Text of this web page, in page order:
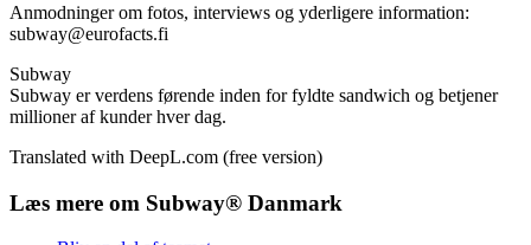
Anmodninger om fotos, interviews og yderligere information:
subway@eurofacts.fi​​​​‌ ‍ ​‍​‍‌‍ ‌ ​‍‌‍‍‌‌‍‌ ‌‍‍‌‌‍ ‍​‍​‍​ ‍‍​‍​‍‌ ​ ‌‍​‌‌‍ ‍‌‍‍‌‌ ‌​‌ ‍‌​‍ ‍‌‍‍‌‌‍ ​‍​‍​‍ ​​‍​‍‌‍‍​‌ ​‍‌‍‌‌‌‍‌‍​‍​‍​ ‍‍​‍​‍‌‍‍​‌ ‌​‌ ‌​‌ ​​‌ ​ ​ ‍‍​‍ ​‍ ‌‍ ‍‌‍ ‌ ​‍‌‍‌​‌‍‍‌‌‍​ ​‍ ‌‌‍​‍‌‍‍‌‌ ‌​‌‍‌‌‌ ​ ​‍ ‌‌‍‌ ‌ ​‍‌‍ ‌ ‌‌‌ ​​​‍ ‌‌ ​ ‌ ‌​‌ ‌‌‌‍‌​‌‍‍‌‌‍ ​‍ ‍‌ ‌‍‌‍‌‌‌ ​‍‌‍​ ‌‍‌‌‌‍ ​​‍ ‍‌‍​‌‌ ​​‌ ​​​‍ ‌‍‍‌‌‍ ‍‌ ‌​‌‍‌‌‌‍ ‍‌ ‌​​‍ ‌‍‌‌‌‍‌​‌‍‍‌‌ ‌​​‍ ‌‍ ‌‌‍ ‌‍‌​‌‍‌‌​ ‌‌ ​​‌ ​‍‌‍‌‌‌ ​ ‌‍‌‌‌‍ ‍‌ ‌​‌‍​‌‌ ‌​‌‍‍‌‌‍ ‌‍ ‍​ ‍ ‌‍‍‌‌‍‌​​ ‌‌‍‌‍‌‍​‌‌‍‌‍‌‍‌​​ ‌ ‌‍​‌‌‍‌​‌‍​‍​‍ ‌​ ‌‍​ ‍‌​ ‍‌​ ​​​‍ ‌​ ‌​​ ‍‌​ ​​​ ‌‍​‍ ‌​ ‍​‌‍‌​​ ‌ ‌‍‌‍​‍ ‌​ ‌​​ ​‍​ ‌​​ ‌‌‌‍​‌‌‍​‍​ ​​‌‍‌​​ ‍‌​ ​​​ ‍​​ ‍‌​ ‍ ‌ ‌​‌ ‍‌‌ ​​‌‍‌‌​ ‌‌‍‌‌‌‍‌​‌‍‍‌‌ ‌​‌‍ ‌ ​‍‌‍‍‌‌‍​‌‌‍ ​​ ‍ ‌ ​​‌‍​‌‌ ‌​‌‍‍​​ ‌‌‍​ ‌‍ ‌‍ ‍‌ ‌​‌‍‌‌‌‍ ‍‌ ‌​​‍‌‌​ ‌‌‌​​‍‌‌ ‌‍‍ ‌‍‌‌‌ ‍‌​‍‌‌​ ​ ‌​‌​​‍‌‌​ ​ ‌​‌​​‍‌‌​ ​‍​ ​‍‌‍‌​‌‍​‌​‍‌‌​ ​‍​ ​‍​‍‌‌​ ‌‌‌​‌​​‍ ‍‌ ‌‍‌‍​‌‌‍ ​‌ ‌‌‌‍‌‌​‍ ‍‌ ‌‍‌‍​‌‌‍ ​‌ ‌‌‌‍‌‌​‍‌‌​ ‌‌‌​​‍‌‌ ‌‍‍ ‌‍‌‌‌ ‍‌​‍‌‌​ ​ ‌​‌​​‍‌‌​ ​ ‌​‌​​‍‌‌​ ​‍​ ​‍​ ​​‌‍‌‍‌‍​‍​ ‌ ​ ‌ ​ ‌​‌‍​‍‌‍‌‌‌‍​‍​ ‌‍​ ‌​‌‍‌​​‍‌‌​ ​‍​ ​‍​‍‌‌​ ‌‌‌​‌​​‍ ‍‌‍​ ‌‍‍​‌‍‍‌‌‍ ​‌‍‌​‌ ​‍‌‍‌‌‌‍ ‍​‍‌‌​ ‌‌‌​​‍‌‌ ‌‍‍ ‌‍‌‌‌ ‍‌​‍‌‌​ ​ ‌​‌​​‍‌‌​ ​ ‌​‌​​‍‌‌​ ​‍​ ​‍​ ‌​‌‍​‍​ ​​‌‍‌​‌‍‌​​ ‍‌​ ‌​​ ‌ ​ ‌‌​ ‌‍‌‍‌​‌‍‌​​‍‌‌​ ​‍​ ​‍​‍‌‌​ ‌‌‌​‌​​‍ ‍‌ ‌​‌‍‌‌‌ ‍​‌ ‌​​ ‌‍​‍‌‍​‌‌ ​ ‌‍‌‌‌‌‌‌‌ ​‍‌‍ ​​ ‌‌‍‍​‌ ‌​‌ ‌​‌ ​​‌ ​ ​‍‌‌​ ​ ‌​​‌​‍‌‌​ ​‍‌​‌‍​‍‌‌​ ​‍‌​‌‍‌‍ ‍‌‍ ‌ ​‍‌‍‌​‌‍‍‌‌‍​ ​‍ ‌‌‍​‍‌‍‍‌‌ ‌​‌‍‌‌‌ ​ ​‍ ‌‌‍‌ ‌ ​‍‌‍ ‌ ‌‌‌ ​​​‍ ‌‌ ​ ‌ ‌​‌ ‌‌‌‍‌​‌‍‍‌‌‍ ​‍ ‍‌ ‌‍‌‍‌‌‌ ​‍‌‍​ ‌‍‌‌‌‍ ​​‍ ‍‌‍​‌‌ ​​‌ ​​​‍‌‍‌‍‍‌‌‍‌​​ ‌‌‍‌‍‌‍​‌‌‍‌‍‌‍‌​​ ‌ ‌‍​‌‌‍‌​‌‍​‍​‍ ‌​ ‌‍​ ‍‌​ ‍‌​ ​​​‍ ‌​ ‌​​ ‍‌​ ​​​ ‌‍​‍ ‌​ ‍​‌‍‌​​ ‌ ‌‍‌‍​‍ ‌​ ‌​​ ​‍​ ‌​​ ‌‌‌‍​‌‌‍​‍​ ​​‌‍‌​​ ‍‌​ ​​​ ‍​​ ‍‌​‍‌‍‌ ‌​‌ ‍‌‌ ​​‌‍‌‌​ ‌‌‍‌‌‌‍‌​‌‍‍‌‌ ‌​‌‍ ‌ ​‍‌‍‍‌‌‍​‌‌‍ ​​‍‌‍‌ ​​‌‍​‌‌ ‌​‌‍‍​​ ‌‌‍​ ‌‍ ‌‍ ‍‌ ‌​‌‍‌‌‌‍ ‍‌ ‌​​‍‌‌​ ‌‌‌​​‍‌‌ ‌‍‍ ‌‍‌‌‌ ‍‌​‍‌‌​ ​ ‌​‌​​‍‌‌​ ​ ‌​‌​​‍‌‌​ ​‍​ ​‍‌‍‌​‌‍​‌​‍‌‌​ ​‍​ ​‍​‍‌‌​ ‌‌‌​‌​​‍ ‍‌ ‌‍‌‍​‌‌‍ ​‌ ‌‌‌‍‌‌​‍ ‍‌ ‌‍‌‍​‌‌‍ ​‌ ‌‌‌‍‌‌​‍‌‌​ ‌‌‌​​‍‌‌ ‌‍‍ ‌‍‌‌‌ ‍‌​‍‌‌​ ​ ‌​‌​​‍‌‌​ ​ ‌​‌​​‍‌‌​ ​‍​ ​‍​ ​​‌‍‌‍‌‍​‍​ ‌ ​ ‌ ​ ‌​‌‍​‍‌‍‌‌‌‍​‍​ ‌‍​ ‌​‌‍‌​​‍‌‌​ ​‍​ ​‍​‍‌‌​ ‌‌‌​‌​​‍ ‍‌‍​ ‌‍‍​‌‍‍‌‌‍ ​‌‍‌​‌ ​‍‌‍‌‌‌‍ ‍​‍‌‌​ ‌‌‌​​‍‌‌ ‌‍‍ ‌‍‌‌‌ ‍‌​‍‌‌​ ​ ‌​‌​​‍‌‌​ ​ ‌​‌​​‍‌‌​ ​‍​ ​‍​ ‌​‌‍​‍​ ​​‌‍‌​‌‍‌​​ ‍‌​ ‌​​ ‌ ​ ‌‌​ ‌‍‌‍‌​‌‍‌​​‍‌‌​ ​‍​ ​‍​‍‌‌​ ‌‌‌​‌​​‍ ‍‌ ‌​‌‍‌‌‌ ‍​‌ ‌​​‍‌‍‌ ​​‌‍‌‌‌ ​‍‌ ​ ‌ ​​‌‍‌‌‌‍​ ‌ ‌​‌‍‍‌‌ ‌‍‌‍‌‌​ ‌‌ ​​‌ ‌‌‌‍​‍‌‍ ​‌‍‍‌‌ ​ ‌‍‍​‌‍‌‌‌‍‌​​‍​‍‌ ‌
Subway
Subway er verdens førende inden for fyldte sandwich og betjener
millioner af kunder hver dag.​​​​‌ ‍ ​‍​‍‌‍ ‌ ​‍‌‍‍‌‌‍‌ ‌‍‍‌‌‍ ‍​‍​‍​ ‍‍​‍​‍‌ ​ ‌‍​‌‌‍ ‍‌‍‍‌‌ ‌​‌ ‍‌​‍ ‍‌‍‍‌‌‍ ​‍​‍​‍ ​​‍​‍‌‍‍​‌ ​‍‌‍‌‌‌‍‌‍​‍​‍​ ‍‍​‍​‍‌‍‍​‌ ‌​‌ ‌​‌ ​​‌ ​ ​ ‍‍​‍ ​‍ ‌‍ ‍‌‍ ‌ ​‍‌‍‌​‌‍‍‌‌‍​ ​‍ ‌‌‍​‍‌‍‍‌‌ ‌​‌‍‌‌‌ ​ ​‍ ‌‌‍‌ ‌ ​‍‌‍ ‌ ‌‌‌ ​​​‍ ‌‌ ​ ‌ ‌​‌ ‌‌‌‍‌​‌‍‍‌‌‍ ​‍ ‍‌ ‌‍‌‍‌‌‌ ​‍‌‍​ ‌‍‌‌‌‍ ​​‍ ‍‌‍​‌‌ ​​‌ ​​​‍ ‌‍‍‌‌‍ ‍‌ ‌​‌‍‌‌‌‍ ‍‌ ‌​​‍ ‌‍‌‌‌‍‌​‌‍‍‌‌ ‌​​‍ ‌‍ ‌‌‍ ‌‍‌​‌‍‌‌​ ‌‌ ​​‌ ​‍‌‍‌‌‌ ​ ‌‍‌‌‌‍ ‍‌ ‌​‌‍​‌‌ ‌​‌‍‍‌‌‍ ‌‍ ‍​ ‍ ‌‍‍‌‌‍‌​​ ‌‌‍‌‍‌‍​‌‌‍‌‍‌‍‌​​ ‌ ‌‍​‌‌‍‌​‌‍​‍​‍ ‌​ ‌‍​ ‍‌​ ‍‌​ ​​​‍ ‌​ ‌​​ ‍‌​ ​​​ ‌‍​‍ ‌​ ‍​‌‍‌​​ ‌ ‌‍‌‍​‍ ‌​ ‌​​ ​‍​ ‌​​ ‌‌‌‍​‌‌‍​‍​ ​​‌‍‌​​ ‍‌​ ​​​ ‍​​ ‍‌​ ‍ ‌ ‌​‌ ‍‌‌ ​​‌‍‌‌​ ‌‌‍‌‌‌‍‌​‌‍‍‌‌ ‌​‌‍ ‌ ​‍‌‍‍‌‌‍​‌‌‍ ​​ ‍ ‌ ​​‌‍​‌‌ ‌​‌‍‍​​ ‌‌‍​ ‌‍ ‌‍ ‍‌ ‌​‌‍‌‌‌‍ ‍‌ ‌​​‍‌‌​ ‌‌‌​​‍‌‌ ‌‍‍ ‌‍‌‌‌ ‍‌​‍‌‌​ ​ ‌​‌​​‍‌‌​ ​ ‌​‌​​‍‌‌​ ​‍​ ​‍‌‍‌​‌‍​‌​‍‌‌​ ​‍​ ​‍​‍‌‌​ ‌‌‌​‌​​‍ ‍‌ ‌‍‌‍​‌‌‍ ​‌ ‌‌‌‍‌‌​‍ ‍‌ ‌‍‌‍​‌‌‍ ​‌ ‌‌‌‍‌‌​‍‌‌​ ‌‌‌​​‍‌‌ ‌‍‍ ‌‍‌‌‌ ‍‌​‍‌‌​ ​ ‌​‌​​‍‌‌​ ​ ‌​‌​​‍‌‌​ ​‍​ ​‍​ ‌​​ ‌ ‌‍‌‍‌‍​‍​ ‌​‌‍‌‍​ ‌​​ ‌ ‌‍​ ‌‍​‌‌‍​ ​ ‌‍​‍‌‌​ ​‍​ ​‍​‍‌‌​ ‌‌‌​‌​​‍ ‍‌‍​ ‌‍‍​‌‍‍‌‌‍ ​‌‍‌​‌ ​‍‌‍‌‌‌‍ ‍​‍‌‌​ ‌‌‌​​‍‌‌ ‌‍‍ ‌‍‌‌‌ ‍‌​‍‌‌​ ​ ‌​‌​​‍‌‌​ ​ ‌​‌​​‍‌‌​ ​‍​ ​‍‌‍‌‍​ ‍​​ ​‍‌‍​‍​ ‍‌​ ‌​‌‍​ ​ ‍‌​ ‌‍​ ‍​​ ​‍‌‍‌​​‍‌‌​ ​‍​ ​‍​‍‌‌​ ‌‌‌​‌​​‍ ‍‌ ‌​‌‍‌‌‌ ‍​‌ ‌​​ ‌‍​‍‌‍​‌‌ ​ ‌‍‌‌‌‌‌‌‌ ​‍‌‍ ​​ ‌‌‍‍​‌ ‌​‌ ‌​‌ ​​‌ ​ ​‍‌‌​ ​ ‌​​‌​‍‌‌​ ​‍‌​‌‍​‍‌‌​ ​‍‌​‌‍‌‍ ‍‌‍ ‌ ​‍‌‍‌​‌‍‍‌‌‍​ ​‍ ‌‌‍​‍‌‍‍‌‌ ‌​‌‍‌‌‌ ​ ​‍ ‌‌‍‌ ‌ ​‍‌‍ ‌ ‌‌‌ ​​​‍ ‌‌ ​ ‌ ‌​‌ ‌‌‌‍‌​‌‍‍‌‌‍ ​‍ ‍‌ ‌‍‌‍‌‌‌ ​‍‌‍​ ‌‍‌‌‌‍ ​​‍ ‍‌‍​‌‌ ​​‌ ​​​‍‌‍‌‍‍‌‌‍‌​​ ‌‌‍‌‍‌‍​‌‌‍‌‍‌‍‌​​ ‌ ‌‍​‌‌‍‌​‌‍​‍​‍ ‌​ ‌‍​ ‍‌​ ‍‌​ ​​​‍ ‌​ ‌​​ ‍‌​ ​​​ ‌‍​‍ ‌​ ‍​‌‍‌​​ ‌ ‌‍‌‍​‍ ‌​ ‌​​ ​‍​ ‌​​ ‌‌‌‍​‌‌‍​‍​ ​​‌‍‌​​ ‍‌​ ​​​ ‍​​ ‍‌​‍‌‍‌ ‌​‌ ‍‌‌ ​​‌‍‌‌​ ‌‌‍‌‌‌‍‌​‌‍‍‌‌ ‌​‌‍ ‌ ​‍‌‍‍‌‌‍​‌‌‍ ​​‍‌‍‌ ​​‌‍​‌‌ ‌​‌‍‍​​ ‌‌‍​ ‌‍ ‌‍ ‍‌ ‌​‌‍‌‌‌‍ ‍‌ ‌​​‍‌‌​ ‌‌‌​​‍‌‌ ‌‍‍ ‌‍‌‌‌ ‍‌​‍‌‌​ ​ ‌​‌​​‍‌‌​ ​ ‌​‌​​‍‌‌​ ​‍​ ​‍‌‍‌​‌‍​‌​‍‌‌​ ​‍​ ​‍​‍‌‌​ ‌‌‌​‌​​‍ ‍‌ ‌‍‌‍​‌‌‍ ​‌ ‌‌‌‍‌‌​‍ ‍‌ ‌‍‌‍​‌‌‍ ​‌ ‌‌‌‍‌‌​‍‌‌​ ‌‌‌​​‍‌‌ ‌‍‍ ‌‍‌‌‌ ‍‌​‍‌‌​ ​ ‌​‌​​‍‌‌​ ​ ‌​‌​​‍‌‌​ ​‍​ ​‍​ ‌​​ ‌ ‌‍‌‍‌‍​‍​ ‌​‌‍‌‍​ ‌​​ ‌ ‌‍​ ‌‍​‌‌‍​ ​ ‌‍​‍‌‌​ ​‍​ ​‍​‍‌‌​ ‌‌‌​‌​​‍ ‍‌‍​ ‌‍‍​‌‍‍‌‌‍ ​‌‍‌​‌ ​‍‌‍‌‌‌‍ ‍​‍‌‌​ ‌‌‌​​‍‌‌ ‌‍‍ ‌‍‌‌‌ ‍‌​‍‌‌​ ​ ‌​‌​​‍‌‌​ ​ ‌​‌​​‍‌‌​ ​‍​ ​‍‌‍‌‍​ ‍​​ ​‍‌‍​‍​ ‍‌​ ‌​‌‍​ ​ ‍‌​ ‌‍​ ‍​​ ​‍‌‍‌​​‍‌‌​ ​‍​ ​‍​‍‌‌​ ‌‌‌​‌​​‍ ‍‌ ‌​‌‍‌‌‌ ‍​‌ ‌​​‍‌‍‌ ​​‌‍‌‌‌ ​‍‌ ​ ‌ ​​‌‍‌‌‌‍​ ‌ ‌​‌‍‍‌‌ ‌‍‌‍‌‌​ ‌‌ ​​‌ ‌‌‌‍​‍‌‍ ​‌‍‍‌‌ ​ ‌‍‍​‌‍‌‌‌‍‌​​‍​‍‌ ‌
Translated with DeepL.com (free version)​​​​‌ ‍ ​‍​‍‌‍ ‌ ​‍‌‍‍‌‌‍‌ ‌‍‍‌‌‍ ‍​‍​‍​ ‍‍​‍​‍‌ ​ ‌‍​‌‌‍ ‍‌‍‍‌‌ ‌​‌ ‍‌​‍ ‍‌‍‍‌‌‍ ​‍​‍​‍ ​​‍​‍‌‍‍​‌ ​‍‌‍‌‌‌‍‌‍​‍​‍​ ‍‍​‍​‍‌‍‍​‌ ‌​‌ ‌​‌ ​​‌ ​ ​ ‍‍​‍ ​‍ ‌‍ ‍‌‍ ‌ ​‍‌‍‌​‌‍‍‌‌‍​ ​‍ ‌‌‍​‍‌‍‍‌‌ ‌​‌‍‌‌‌ ​ ​‍ ‌‌‍‌ ‌ ​‍‌‍ ‌ ‌‌‌ ​​​‍ ‌‌ ​ ‌ ‌​‌ ‌‌‌‍‌​‌‍‍‌‌‍ ​‍ ‍‌ ‌‍‌‍‌‌‌ ​‍‌‍​ ‌‍‌‌‌‍ ​​‍ ‍‌‍​‌‌ ​​‌ ​​​‍ ‌‍‍‌‌‍ ‍‌ ‌​‌‍‌‌‌‍ ‍‌ ‌​​‍ ‌‍‌‌‌‍‌​‌‍‍‌‌ ‌​​‍ ‌‍ ‌‌‍ ‌‍‌​‌‍‌‌​ ‌‌ ​​‌ ​‍‌‍‌‌‌ ​ ‌‍‌‌‌‍ ‍‌ ‌​‌‍​‌‌ ‌​‌‍‍‌‌‍ ‌‍ ‍​ ‍ ‌‍‍‌‌‍‌​​ ‌‌‍‌‍‌‍​‌‌‍‌‍‌‍‌​​ ‌ ‌‍​‌‌‍‌​‌‍​‍​‍ ‌​ ‌‍​ ‍‌​ ‍‌​ ​​​‍ ‌​ ‌​​ ‍‌​ ​​​ ‌‍​‍ ‌​ ‍​‌‍‌​​ ‌ ‌‍‌‍​‍ ‌​ ‌​​ ​‍​ ‌​​ ‌‌‌‍​‌‌‍​‍​ ​​‌‍‌​​ ‍‌​ ​​​ ‍​​ ‍‌​ ‍ ‌ ‌​‌ ‍‌‌ ​​‌‍‌‌​ ‌‌‍‌‌‌‍‌​‌‍‍‌‌ ‌​‌‍ ‌ ​‍‌‍‍‌‌‍​‌‌‍ ​​ ‍ ‌ ​​‌‍​‌‌ ‌​‌‍‍​​ ‌‌‍​ ‌‍ ‌‍ ‍‌ ‌​‌‍‌‌‌‍ ‍‌ ‌​​‍‌‌​ ‌‌‌​​‍‌‌ ‌‍‍ ‌‍‌‌‌ ‍‌​‍‌‌​ ​ ‌​‌​​‍‌‌​ ​ ‌​‌​​‍‌‌​ ​‍​ ​‍‌‍‌​‌‍​‌​‍‌‌​ ​‍​ ​‍​‍‌‌​ ‌‌‌​‌​​‍ ‍‌ ‌‍‌‍​‌‌‍ ​‌ ‌‌‌‍‌‌​‍ ‍‌ ‌‍‌‍​‌‌‍ ​‌ ‌‌‌‍‌‌​‍‌‌​ ‌‌‌​​‍‌‌ ‌‍‍ ‌‍‌‌‌ ‍‌​‍‌‌​ ​ ‌​‌​​‍‌‌​ ​ ‌​‌​​‍‌‌​ ​‍​ ​‍​ ​‌​ ‌‍‌‍​‌​ ​‍‌‍‌​​ ​ ‌‍​ ​ ​‍​ ‌ ‌‍‌​​ ‌​​ ​​​‍‌‌​ ​‍​ ​‍​‍‌‌​ ‌‌‌​‌​​‍ ‍‌‍​ ‌‍‍​‌‍‍‌‌‍ ​‌‍‌​‌ ​‍‌‍‌‌‌‍ ‍​‍‌‌​ ‌‌‌​​‍‌‌ ‌‍‍ ‌‍‌‌‌ ‍‌​‍‌‌​ ​ ‌​‌​​‍‌‌​ ​ ‌​‌​​‍‌‌​ ​‍​ ​‍‌‍‌‍‌‍‌‌​ ‌‌​ ‍‌​ ​​​ ‌‌​ ​‍‌‍​‍‌‍​ ‌‍​‍​ ​‍​ ‍‌​‍‌‌​ ​‍​ ​‍​‍‌‌​ ‌‌‌​‌​​‍ ‍‌ ‌​‌‍‌‌‌ ‍​‌ ‌​​ ‌‍​‍‌‍​‌‌ ​ ‌‍‌‌‌‌‌‌‌ ​‍‌‍ ​​ ‌‌‍‍​‌ ‌​‌ ‌​‌ ​​‌ ​ ​‍‌‌​ ​ ‌​​‌​‍‌‌​ ​‍‌​‌‍​‍‌‌​ ​‍‌​‌‍‌‍ ‍‌‍ ‌ ​‍‌‍‌​‌‍‍‌‌‍​ ​‍ ‌‌‍​‍‌‍‍‌‌ ‌​‌‍‌‌‌ ​ ​‍ ‌‌‍‌ ‌ ​‍‌‍ ‌ ‌‌‌ ​​​‍ ‌‌ ​ ‌ ‌​‌ ‌‌‌‍‌​‌‍‍‌‌‍ ​‍ ‍‌ ‌‍‌‍‌‌‌ ​‍‌‍​ ‌‍‌‌‌‍ ​​‍ ‍‌‍​‌‌ ​​‌ ​​​‍‌‍‌‍‍‌‌‍‌​​ ‌‌‍‌‍‌‍​‌‌‍‌‍‌‍‌​​ ‌ ‌‍​‌‌‍‌​‌‍​‍​‍ ‌​ ‌‍​ ‍‌​ ‍‌​ ​​​‍ ‌​ ‌​​ ‍‌​ ​​​ ‌‍​‍ ‌​ ‍​‌‍‌​​ ‌ ‌‍‌‍​‍ ‌​ ‌​​ ​‍​ ‌​​ ‌‌‌‍​‌‌‍​‍​ ​​‌‍‌​​ ‍‌​ ​​​ ‍​​ ‍‌​‍‌‍‌ ‌​‌ ‍‌‌ ​​‌‍‌‌​ ‌‌‍‌‌‌‍‌​‌‍‍‌‌ ‌​‌‍ ‌ ​‍‌‍‍‌‌‍​‌‌‍ ​​‍‌‍‌ ​​‌‍​‌‌ ‌​‌‍‍​​ ‌‌‍​ ‌‍ ‌‍ ‍‌ ‌​‌‍‌‌‌‍ ‍‌ ‌​​‍‌‌​ ‌‌‌​​‍‌‌ ‌‍‍ ‌‍‌‌‌ ‍‌​‍‌‌​ ​ ‌​‌​​‍‌‌​ ​ ‌​‌​​‍‌‌​ ​‍​ ​‍‌‍‌​‌‍​‌​‍‌‌​ ​‍​ ​‍​‍‌‌​ ‌‌‌​‌​​‍ ‍‌ ‌‍‌‍​‌‌‍ ​‌ ‌‌‌‍‌‌​‍ ‍‌ ‌‍‌‍​‌‌‍ ​‌ ‌‌‌‍‌‌​‍‌‌​ ‌‌‌​​‍‌‌ ‌‍‍ ‌‍‌‌‌ ‍‌​‍‌‌​ ​ ‌​‌​​‍‌‌​ ​ ‌​‌​​‍‌‌​ ​‍​ ​‍​ ​‌​ ‌‍‌‍​‌​ ​‍‌‍‌​​ ​ ‌‍​ ​ ​‍​ ‌ ‌‍‌​​ ‌​​ ​​​‍‌‌​ ​‍​ ​‍​‍‌‌​ ‌‌‌​‌​​‍ ‍‌‍​ ‌‍‍​‌‍‍‌‌‍ ​‌‍‌​‌ ​‍‌‍‌‌‌‍ ‍​‍‌‌​ ‌‌‌​​‍‌‌ ‌‍‍ ‌‍‌‌‌ ‍‌​‍‌‌​ ​ ‌​‌​​‍‌‌​ ​ ‌​‌​​‍‌‌​ ​‍​ ​‍‌‍‌‍‌‍‌‌​ ‌‌​ ‍‌​ ​​​ ‌‌​ ​‍‌‍​‍‌‍​ ‌‍​‍​ ​‍​ ‍‌​‍‌‌​ ​‍​ ​‍​‍‌‌​ ‌‌‌​‌​​‍ ‍‌ ‌​‌‍‌‌‌ ‍​‌ ‌​​‍‌‍‌ ​​‌‍‌‌‌ ​‍‌ ​ ‌ ​​‌‍‌‌‌‍​ ‌ ‌​‌‍‍‌‌ ‌‍‌‍‌‌​ ‌‌ ​​‌ ‌‌‌‍​‍‌‍ ​‌‍‍‌‌ ​ ‌‍‍​‌‍‌‌‌‍‌​​‍​‍‌ ‌
Læs mere om Subway® Danmark​​​​‌ ‍ ​‍​‍‌‍ ‌ ​‍‌‍‍‌‌‍‌ ‌‍‍‌‌‍ ‍​‍​‍​ ‍‍​‍​‍‌ ​ ‌‍​‌‌‍ ‍‌‍‍‌‌ ‌​‌ ‍‌​‍ ‍‌‍‍‌‌‍ ​‍​‍​‍ ​​‍​‍‌‍‍​‌ ​‍‌‍‌‌‌‍‌‍​‍​‍​ ‍‍​‍​‍‌‍‍​‌ ‌​‌ ‌​‌ ​​‌ ​ ​ ‍‍​‍ ​‍ ‌‍ ‍‌‍ ‌ ​‍‌‍‌​‌‍‍‌‌‍​ ​‍ ‌‌‍​‍‌‍‍‌‌ ‌​‌‍‌‌‌ ​ ​‍ ‌‌‍‌ ‌ ​‍‌‍ ‌ ‌‌‌ ​​​‍ ‌‌ ​ ‌ ‌​‌ ‌‌‌‍‌​‌‍‍‌‌‍ ​‍ ‍‌ ‌‍‌‍‌‌‌ ​‍‌‍​ ‌‍‌‌‌‍ ​​‍ ‍‌‍​‌‌ ​​‌ ​​​‍ ‌‍‍‌‌‍ ‍‌ ‌​‌‍‌‌‌‍ ‍‌ ‌​​‍ ‌‍‌‌‌‍‌​‌‍‍‌‌ ‌​​‍ ‌‍ ‌‌‍ ‌‍‌​‌‍‌‌​ ‌‌ ​​‌ ​‍‌‍‌‌‌ ​ ‌‍‌‌‌‍ ‍‌ ‌​‌‍​‌‌ ‌​‌‍‍‌‌‍ ‌‍ ‍​ ‍ ‌‍‍‌‌‍‌​​ ‌​ ‌‍​ ​ ‌‍‌​​ ‌‌​ ​ ‌‍​‍​ ​‌​ ​​​‍ ‌​ ​‍​ ​‌​ ‌‌​ ​​​‍ ‌​ ‌​‌‍​ ‌‍​ ​ ​​​‍ ‌​ ‍​‌‍‌‌​ ‍‌​ ​‍​‍ ‌​ ‌ ‌‍‌‌​ ​‍​ ​‌​ ​‍​ ​ ​ ​ ‌‍‌‍‌‍​‍​ ‌‌​ ‍​‌‍​‌​ ‍ ‌ ‌​‌ ‍‌‌ ​​‌‍‌‌​ ‌‌ ‌ ‌‍‌‌‌‍​‍‌ ​ ‌‍‍‌‌ ‌​‌‍‌‌‌​‌‍‌‍ ‌‍ ‌ ‌​‌‍‌‌‌ ​‍​ ‍ ‌ ​​‌‍​‌‌ ‌​‌‍‍​​ ‌‌ ‌​‌‍‍‌‌ ‌​‌‍ ​‌‍‌‌​‍‌‌​ ‌‌‌​​‍‌‌ ‌‍‍ ‌‍‌‌‌ ‍‌​‍‌‌​ ​ ‌​‌​​‍‌‌​ ​ ‌​‌​​‍‌‌​ ​‍​ ​‍‌‍‌​‌‍​‌​‍‌‌​ ​‍​ ​‍​‍‌‌​ ‌‌‌​‌​​‍ ‍‌ ‌‍‌‍​‌‌‍ ​‌ ‌‌‌‍‌‌​ ‌‍​‍‌‍​‌‌ ​ ‌‍‌‌‌‌‌‌‌ ​‍‌‍ ​​ ‌‌‍‍​‌ ‌​‌ ‌​‌ ​​‌ ​ ​‍‌‌​ ​ ‌​​‌​‍‌‌​ ​‍‌​‌‍​‍‌‌​ ​‍‌​‌‍‌‍ ‍‌‍ ‌ ​‍‌‍‌​‌‍‍‌‌‍​ ​‍ ‌‌‍​‍‌‍‍‌‌ ‌​‌‍‌‌‌ ​ ​‍ ‌‌‍‌ ‌ ​‍‌‍ ‌ ‌‌‌ ​​​‍ ‌‌ ​ ‌ ‌​‌ ‌‌‌‍‌​‌‍‍‌‌‍ ​‍ ‍‌ ‌‍‌‍‌‌‌ ​‍‌‍​ ‌‍‌‌‌‍ ​​‍ ‍‌‍​‌‌ ​​‌ ​​​‍‌‍‌‍‍‌‌‍‌​​ ‌​ ‌‍​ ​ ‌‍‌​​ ‌‌​ ​ ‌‍​‍​ ​‌​ ​​​‍ ‌​ ​‍​ ​‌​ ‌‌​ ​​​‍ ‌​ ‌​‌‍​ ‌‍​ ​ ​​​‍ ‌​ ‍​‌‍‌‌​ ‍‌​ ​‍​‍ ‌​ ‌ ‌‍‌‌​ ​‍​ ​‌​ ​‍​ ​ ​ ​ ‌‍‌‍‌‍​‍​ ‌‌​ ‍​‌‍​‌​‍‌‍‌ ‌​‌ ‍‌‌ ​​‌‍‌‌​ ‌‌ ‌ ‌‍‌‌‌‍​‍‌ ​ ‌‍‍‌‌ ‌​‌‍‌‌‌​‌‍‌‍ ‌‍ ‌ ‌​‌‍‌‌‌ ​‍​‍‌‍‌ ​​‌‍​‌‌ ‌​‌‍‍​​ ‌‌ ‌​‌‍‍‌‌ ‌​‌‍ ​‌‍‌‌​‍‌‌​ ‌‌‌​​‍‌‌ ‌‍‍ ‌‍‌‌‌ ‍‌​‍‌‌​ ​ ‌​‌​​‍‌‌​ ​ ‌​‌​​‍‌‌​ ​‍​ ​‍‌‍‌​‌‍​‌​‍‌‌​ ​‍​ ​‍​‍‌‌​ ‌‌‌​‌​​‍ ‍‌ ‌‍‌‍​‌‌‍ ​‌ ‌‌‌‍‌‌​‍‌‍‌ ​​‌‍‌‌‌ ​‍‌ ​ ‌ ​​‌‍‌‌‌‍​ ‌ ‌​‌‍‍‌‌ ‌‍‌‍‌‌​ ‌‌ ​​‌ ‌‌‌‍​‍‌‍ ​‌‍‍‌‌ ​ ‌‍‍​‌‍‌‌‌‍‌​​‍​‍‌ ‌